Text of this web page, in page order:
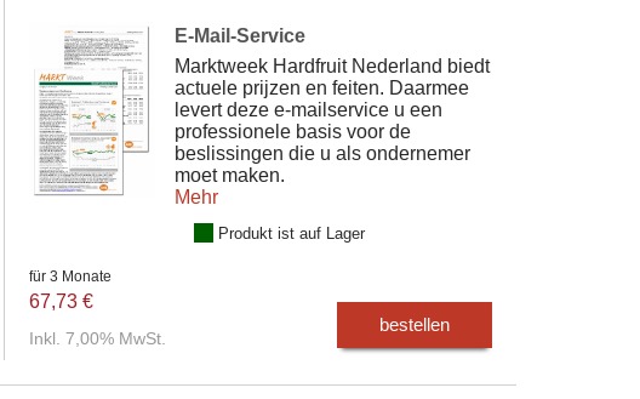
E-Mail-Service
Marktweek Hardfruit Nederland biedt
actuele prijzen en feiten. Daarmee
levert deze e-mailservice u een
professionele basis voor de
beslissingen die u als ondernemer
moet maken.
Mehr
Produkt ist auf Lager
für 3 Monate
67,73 €
Inkl. 7,00% MwSt.
bestellen